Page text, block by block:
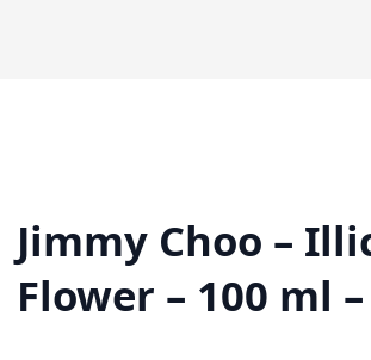
Jimmy Choo –
Flower – 100 ml